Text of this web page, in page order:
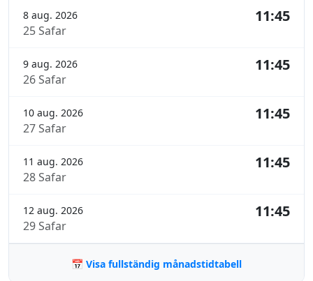
8 aug. 2026
25 Safar
11:45
9 aug. 2026
26 Safar
11:45
10 aug. 2026
27 Safar
11:45
11 aug. 2026
28 Safar
11:45
12 aug. 2026
29 Safar
11:45
📅 Visa fullständig månadstidtabell